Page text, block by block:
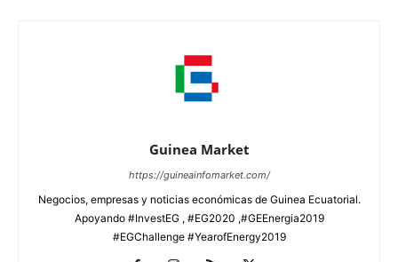
Guinea Market
https://guineainfomarket.com/
Negocios, empresas y noticias económicas de Guinea Ecuatorial.
Apoyando #InvestEG , #EG2020 ,#GEEnergia2019
#EGChallenge #YearofEnergy2019